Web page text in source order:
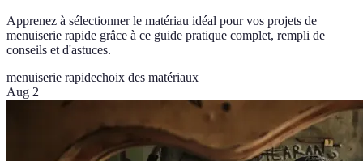
Apprenez à sélectionner le matériau idéal pour vos projets de
menuiserie rapide grâce à ce guide pratique complet, rempli de
conseils et d'astuces.
menuiserie rapidechoix des matériaux
Aug 2